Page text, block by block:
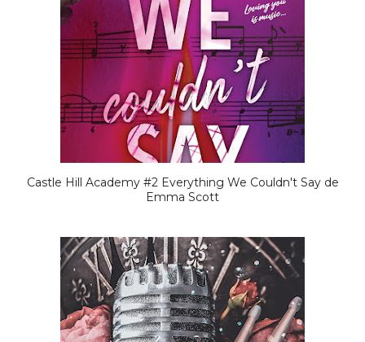
Castle Hill Academy #2 Everything We Couldn't Say de
Emma Scott